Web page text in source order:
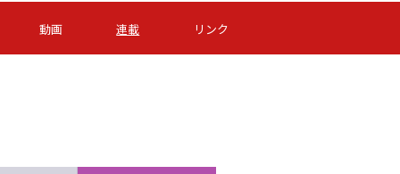
06 (日) 15:00
-
第16節 09/06 (日) 15:00
- -
動画 連載 リンク